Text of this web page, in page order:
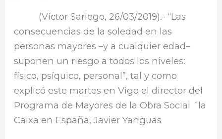
(Víctor Sariego, 26/03/2019).- “Las
consecuencias de la soledad en las
personas mayores –y a cualquier edad–
suponen un riesgo a todos los niveles:
físico, psíquico, personal”, tal y como
explicó este martes en Vigo el director del
Programa de Mayores de la Obra Social ´la
Caixa en España, Javier Yanguas